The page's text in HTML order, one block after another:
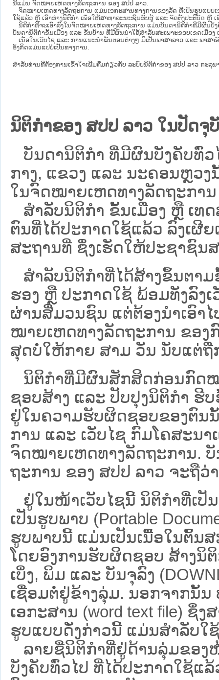
ນີ້ແມ່ນ ຈົດໝາຍເຫດທາງລັດຖະການ ຂອງ ສປປ ລາວ.
ຈົດໝາຍເຫດທາງລັດຖະການ ແມ່ນ​ເອ​ກະ​ສານ​ທາງ​ການ​ຂອງ​ລັດ ທີ່​ເປັນ​ຮູບ​ແບບ​
ໃຊ້ແລ້ວ ຫຼື ເອົາຮ່າງນິຕິກໍາ ເພື່ອໃຫ້​ສາ​ທາ​ລະ​ນະ​ຊົນ​ຮັບ​ຮູ້ ແລະ ຈັດ​ຕັ້ງ​ປະ​ຕິ​ບັດ ຫຼື
ນິ​ຕິ​ກຳ​ທີ່​ຈະ​ເອົາ​ລົງ​ໃນ​ຈົດ​ໝາຍ​ເຫດ​ທາງ​ລັດ​ຖະ​ການ ​ແມ່ນ​ບັນ​ດາ​ນິ​ຕິ​ກຳ​ທີ່​ມີ​ຜົນ​ບັ
ບັນ​ດານິ​ຕິ​ກຳ​ຂັ້ນ​ເມືອງ ແລະ ຂັ້ນ​ບ້ານ ​ທີ່​ມີ​ຜົນ​ນຳ​ໃຊ້​ສຳ​ລັບ​ສະ​ເພາະ​ຂອບ​ເຂດ​ເມືອງ
ເນື້ອໃນ​ເວັບ​ໄຊ​ ແລະ ການແນະນໍາຂັ້ນຕອນຕ່າງໆ ມີເປັນພາສາລາວ ແລະ ພາສ
ອັງກິດແມ່ນແປບໍ່ເປັນທາງການ.
ສໍາລັບທ່ານທີ່ຕ້ອງການເຂົ້າໃຈເພີ່ມຕື່ມກ່ຽວກັບ ລະບົບນິຕິກຳຂອງ ສປປ ລາວ ກະລຸນ
ນິຕິກຳຂອງ ສປປ ລາວ ໃນປັດ
ບັນດານິຕິກໍາ ທີ່ມີຜົນບັງຄັບທົ່
ກາງ, ແຂວງ ແລະ ນະຄອນຫຼວ
ໃນຈົດໝາຍເຫດທາງລັດຖະການ
ສຳລັບນິ​ຕິ​ກຳ ຂັ້ນເມືອງ ຫຼື ເທ
ຕົນທີ່ໄດ້ປະກາດໃຊ້ແລ້ວ ລົງ​ເຜີ
ສະຖານທີ່ ຊຶ່ງເຮັດໃຫ້ປະຊາຊົນສ
ສໍາລັບນິຕິກໍາທີ່ໄດ້ສ້າງຂຶ້ນຕາ
ຮອງ ຫຼື ປະກາດໃຊ້ ພ້ອມທັງລົງ
ຜ່ານສື່ມວນຊົນ ແຕ່ຕ້ອງນໍາເອົາ
ໝາຍ​ເຫດ​ທາງ​ລັດ​ຖະ​ການ​ ຂອ
ສຸດບໍ່ໃຫ້ກາຍ ສາມ ວັນ ນັບແຕ່ຖື
ນິ​ຕິ​ກຳ​ທີ່​ມີ​ຜົນ​ສັກ​ສິດ​ກ່ອນ​ກົດ​ໝ
ຊອບ​ສ້າງ ແລະ ປັບ​ປຸງນິ​ຕິ​ກຳ ຮີ
ຢູ່ໃນຄວາມຮັບຜິດຊອບຂອງຕົນ
ການ ແລະ ເວັບໄຊ​ ກົມໂຄສະນ
ຈົດໝາຍເຫດທາງລັດຖະການ.
ຖະ​ການ ຂອງ ສປ​ປ ລາວ ​ຈະຖື​
ຢູ່ໃນໜ້າ​ເວັບ​ໄຊ​ນີ້ ນິຕິກຳທີ່ເປັ
ເປັນຮູບພາບ (Portable
ຮູບພາບນີ້ ແມ່ນເປັນເນື້ອໃນຕົ້ນ
ໂດຍອົງການຮັບຜິດຊອບ ສ້າງນິ
ເບິ່ງ, ພິມ ແລະ ບັນຈຸລົງ
ເຊື່ອມຕໍ່ຢູ່ຂ້າງລຸ່ມ. ນອກຈາກນັ້ນ
ເອກະສານ (word text file) ຊຶ່
ຮູບແບບດັ່ງກ່າວນີ້ ແມ່ນສຳລັບໃ
ລາຍຊື່ນິຕິກຳທີ່ຢູ່ດ້ານລຸ່ມຂອງ
ບັງຄັບທົ່ວໄປ ທີ່ໄດ້ປະກາດໃຊ້ແ